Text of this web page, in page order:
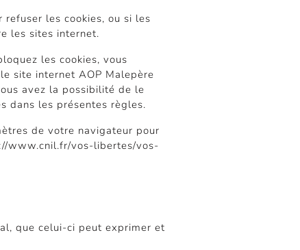
les cookies, ou si les
les sites internet.
les cookies, vous
site internet AOP Malepère
avez la possibilité de le
dans les présentes règles.
de votre navigateur pour
www.cnil.fr/vos-libertes/vos-
que celui-ci peut exprimer et